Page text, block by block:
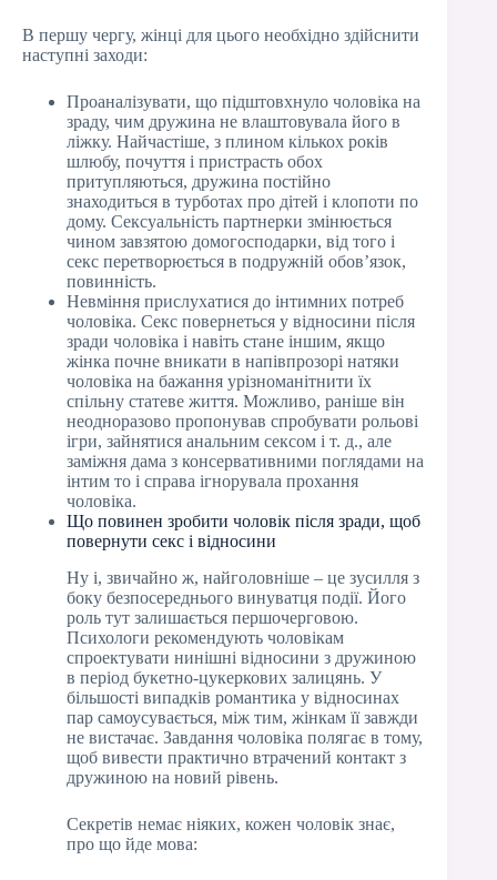
В першу чергу, жінці для цього необхідно здійснити
наступні заходи:
Проаналізувати, що підштовхнуло чоловіка на
зраду, чим дружина не влаштовувала його в
ліжку. Найчастіше, з плином кількох років
шлюбу, почуття і пристрасть обох
притупляються, дружина постійно
знаходиться в турботах про дітей і клопоти по
дому. Сексуальність партнерки змінюється
чином завзятою домогосподарки, від того і
секс перетворюється в подружній обов’язок,
повинність.
Невміння прислухатися до інтимних потреб
чоловіка. Секс повернеться у відносини після
зради чоловіка і навіть стане іншим, якщо
жінка почне вникати в напівпрозорі натяки
чоловіка на бажання урізноманітнити їх
спільну статеве життя. Можливо, раніше він
неодноразово пропонував спробувати рольові
ігри, зайнятися анальним сексом і т. д., але
заміжня дама з консервативними поглядами на
інтим то і справа ігнорувала прохання
чоловіка.
Що повинен зробити чоловік після зради, щоб
повернути секс і відносини
Ну і, звичайно ж, найголовніше – це зусилля з
боку безпосереднього винуватця події. Його
роль тут залишається першочерговою.
Психологи рекомендують чоловікам
спроектувати нинішні відносини з дружиною
в період букетно-цукеркових залицянь. У
більшості випадків романтика у відносинах
пар самоусувається, між тим, жінкам її завжди
не вистачає. Завдання чоловіка полягає в тому,
щоб вивести практично втрачений контакт з
дружиною на новий рівень.
Секретів немає ніяких, кожен чоловік знає,
про що йде мова: